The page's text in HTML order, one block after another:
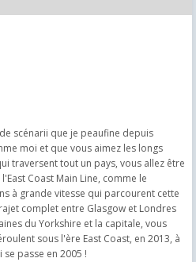
scénarii que je peaufine depuis
moi et que vous aimez les longs
traversent tout un pays, vous allez être
Coast Main Line, comme le
à grande vitesse qui parcourent cette
complet entre Glasgow et Londres
du Yorkshire et la capitale, vous
sous l'ère East Coast, en 2013, à
passe en 2005 !